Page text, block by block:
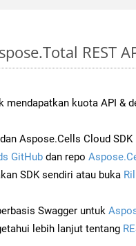
REST
mendapatkan kuota API &
Aspose.Cells Cloud
GitHub dan repo
SDK sendiri atau buka
Swagger untuk
lebih lanjut tentang